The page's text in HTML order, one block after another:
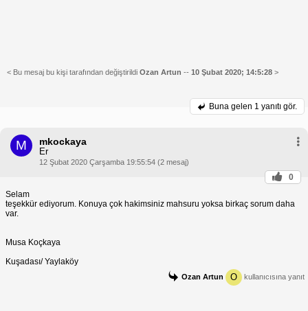
< Bu mesaj bu kişi tarafından değiştirildi Ozan Artun -- 10 Şubat 2020; 14:5:28 >
Buna gelen 1 yanıtı gör.
M mkockaya
Er
12 Şubat 2020 Çarşamba 19:55:54 (2 mesaj)
0
Selam
teşekkür ediyorum. Konuya çok hakimsiniz mahsuru yoksa birkaç sorum daha
var.
Musa Koçkaya
Kuşadası/ Yaylaköy
Ozan Artun O kullanıcısına yanıt